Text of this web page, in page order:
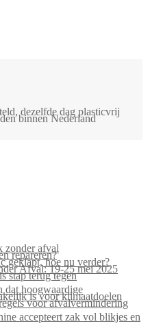
dezelfde dag plasticvrij
binnen Nederland
zonder afval
repareren?
geklapt, hoe nu verder?
Afval: 19-25 mei 2025
stap terug tegen
dat hoogwaardige
is voor klimaatdoelen
voor afvalvermindering
accepteert zak vol blikjes en